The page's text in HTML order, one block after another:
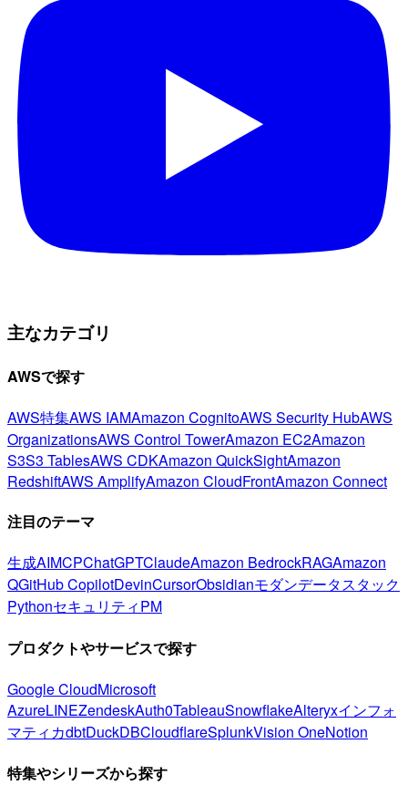
主なカテゴリ
AWSで探す
AWS特集AWS IAMAmazon CognitoAWS Security HubAWS
OrganizationsAWS Control TowerAmazon EC2Amazon
S3S3 TablesAWS CDKAmazon QuickSightAmazon
RedshiftAWS AmplifyAmazon CloudFrontAmazon Connect
注目のテーマ
生成AIMCPChatGPTClaudeAmazon BedrockRAGAmazon
QGitHub CopilotDevinCursorObsidianモダンデータスタック
PythonセキュリティPM
プロダクトやサービスで探す
Google CloudMicrosoft
AzureLINEZendeskAuth0TableauSnowflakeAlteryxインフォ
マティカdbtDuckDBCloudflareSplunkVision OneNotion
特集やシリーズから探す